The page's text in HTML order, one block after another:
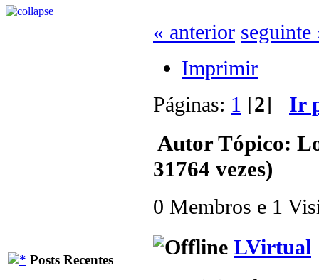
Posts Recentes
« anterior seguinte
Imprimir
Páginas: 1 [2] Ir
AutorTópico:
31764 vezes)
0 Membros e 1
LVirtual